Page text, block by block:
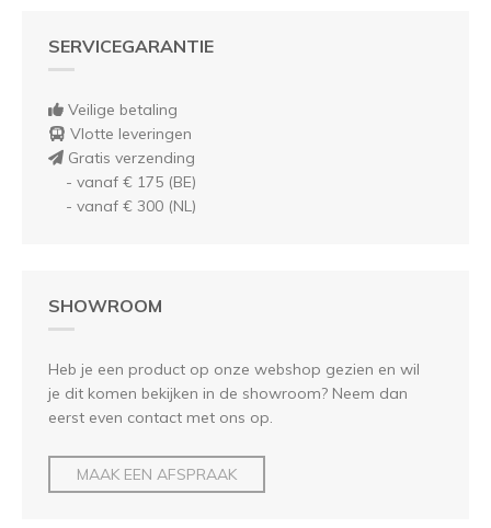
SERVICEGARANTIE
Veilige betaling
Vlotte leveringen
Gratis verzending
- vanaf € 175 (BE)
- vanaf € 300 (NL)
SHOWROOM
Heb je een product op onze webshop gezien en wil
je dit komen bekijken in de showroom? Neem dan
eerst even contact met ons op.
MAAK EEN AFSPRAAK